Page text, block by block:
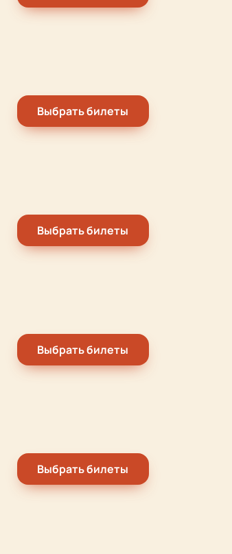
Выбрать билеты
Выбрать билеты
Выбрать билеты
Выбрать билеты